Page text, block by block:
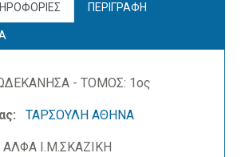
ΠΕΡΙΓΡΑΦΗ
- ΤΟΜΟΣ: 1ος
ΤΑΡΣΟΥΛΗ ΑΘΗΝΑ
ΑΛΦΑ Ι.Μ.ΣΚΑΖΙΚΗ